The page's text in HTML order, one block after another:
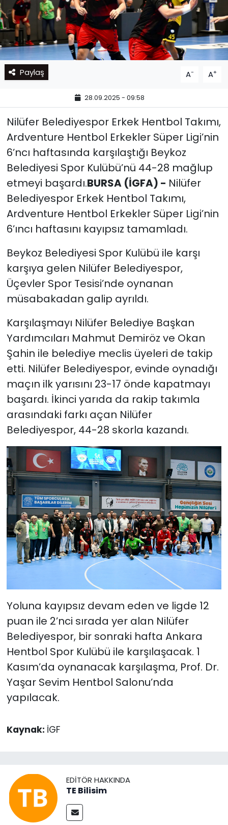
Paylaş A- A+
28.09.2025 - 09:58
Nilüfer Belediyespor Erkek Hentbol Takımı,
Ardventure Hentbol Erkekler Süper Ligi’nin
6’ncı haftasında karşılaştığı Beykoz
Belediyesi Spor Kulübü’nü 44-28 mağlup
etmeyi başardı.BURSA (İGFA) - Nilüfer
Belediyespor Erkek Hentbol Takımı,
Ardventure Hentbol Erkekler Süper Ligi’nin
6’ıncı haftasını kayıpsız tamamladı.
Beykoz Belediyesi Spor Kulübü ile karşı
karşıya gelen Nilüfer Belediyespor,
Üçevler Spor Tesisi’nde oynanan
müsabakadan galip ayrıldı.
Karşılaşmayı Nilüfer Belediye Başkan
Yardımcıları Mahmut Demiröz ve Okan
Şahin ile belediye meclis üyeleri de takip
etti. Nilüfer Belediyespor, evinde oynadığı
maçın ilk yarısını 23-17 önde kapatmayı
başardı. İkinci yarıda da rakip takımla
arasındaki farkı açan Nilüfer
Belediyespor, 44-28 skorla kazandı.
Yoluna kayıpsız devam eden ve ligde 12
puan ile 2’nci sırada yer alan Nilüfer
Belediyespor, bir sonraki hafta Ankara
Hentbol Spor Kulübü ile karşılaşacak. 1
Kasım’da oynanacak karşılaşma, Prof. Dr.
Yaşar Sevim Hentbol Salonu’nda
yapılacak.
Kaynak: İGF
EDITÖR HAKKINDA
TE Bilisim